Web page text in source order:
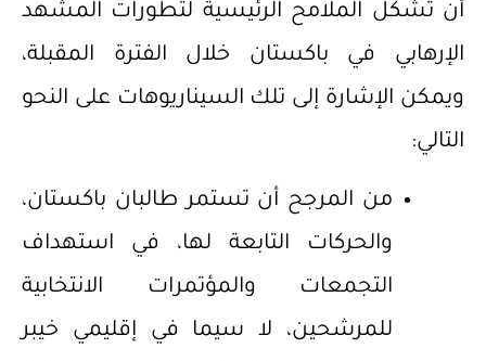
أن تشكل الملامح الرئيسية لتطورات المشهد
الإرهابي في باكستان خلال الفترة المقبلة،
ويمكن الإشارة إلى تلك السيناريوهات على النحو
التالي:
من المرجح أن تستمر طالبان باكستان،
والحركات التابعة لها، في استهداف
التجمعات والمؤتمرات الانتخابية
للمرشحين، لا سيما في إقليمي خيبر